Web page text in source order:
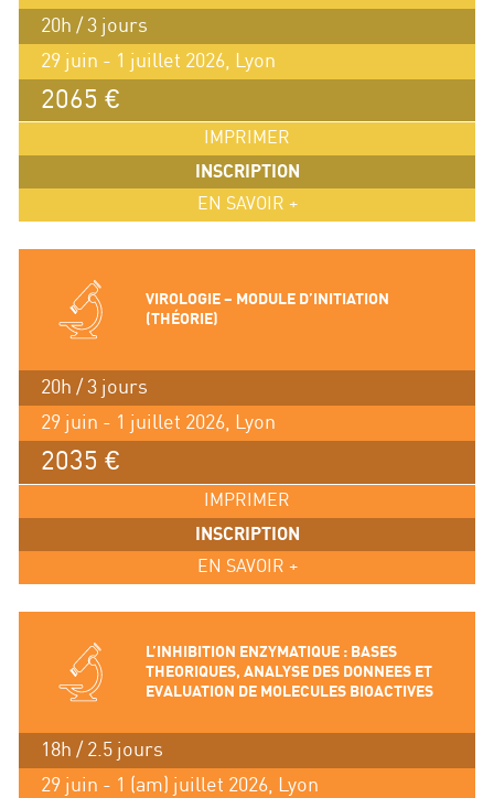
20h / 3 jours
29 juin - 1 juillet 2026, Lyon
2065 €
IMPRIMER
INSCRIPTION
EN SAVOIR +
VIROLOGIE – MODULE D’INITIATION
(THÉORIE)
20h / 3 jours
29 juin - 1 juillet 2026, Lyon
2035 €
IMPRIMER
INSCRIPTION
EN SAVOIR +
L’INHIBITION ENZYMATIQUE : BASES
THEORIQUES, ANALYSE DES DONNEES ET
EVALUATION DE MOLECULES BIOACTIVES
18h / 2.5 jours
29 juin - 1 (am) juillet 2026, Lyon